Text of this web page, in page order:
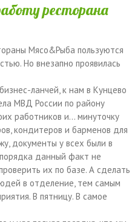
ресторана
Мясо&Рыба пользуются
Но внезапно проявилась
ланчей, к нам в Кунцево
МВД России по району
работников и… минуточку
кондитеров и барменов для
документы у всех были в
данный факт не
их по базе. А сделать
в отделение, тем самым
В пятницу. В самое